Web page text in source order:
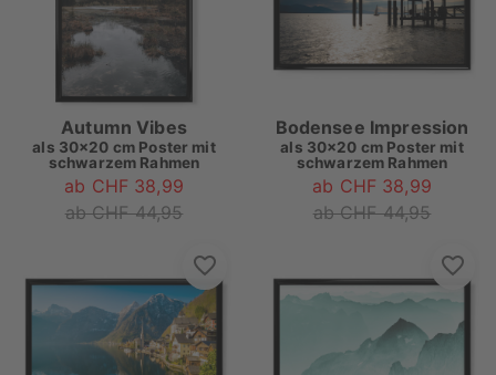
Autumn Vibes
als 30x20 cm Poster mit
schwarzem Rahmen
ab CHF 38,99
ab CHF 44,95
Bodensee Impression
als 30x20 cm Poster mit
schwarzem Rahmen
ab CHF 38,99
ab CHF 44,95